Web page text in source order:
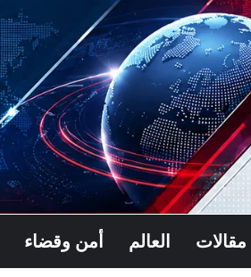
مقالات العالم أمن وقضاء